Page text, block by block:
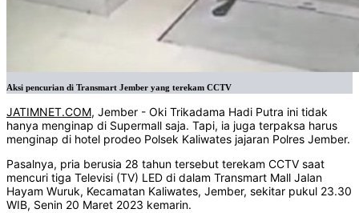
Aksi pencurian di Transmart Jember yang terekam CCTV
JATIMNET.COM, Jember - Oki Trikadama Hadi Putra ini tidak
hanya menginap di Supermall saja. Tapi, ia juga terpaksa harus
menginap di hotel prodeo Polsek Kaliwates jajaran Polres Jember.
Pasalnya, pria berusia 28 tahun tersebut terekam CCTV saat
mencuri tiga Televisi (TV) LED di dalam Transmart Mall Jalan
Hayam Wuruk, Kecamatan Kaliwates, Jember, sekitar pukul 23.30
WIB, Senin 20 Maret 2023 kemarin.